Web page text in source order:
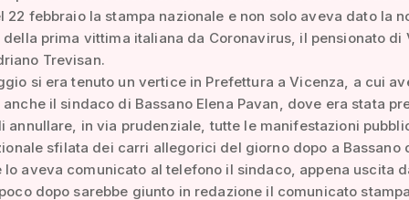
22 febbraio la stampa nazionale e non solo aveva dato la
prima vittima italiana da Coronavirus, il pensionato di
Trevisan.
si era tenuto un vertice in Prefettura a Vicenza, a cui
il sindaco di Bassano Elena Pavan, dove era stata
annullare, in via prudenziale, tutte le manifestazioni
sfilata dei carri allegorici del giorno dopo a Bassano
lo aveva comunicato al telefono il sindaco, appena uscita
dopo sarebbe giunto in redazione il comunicato